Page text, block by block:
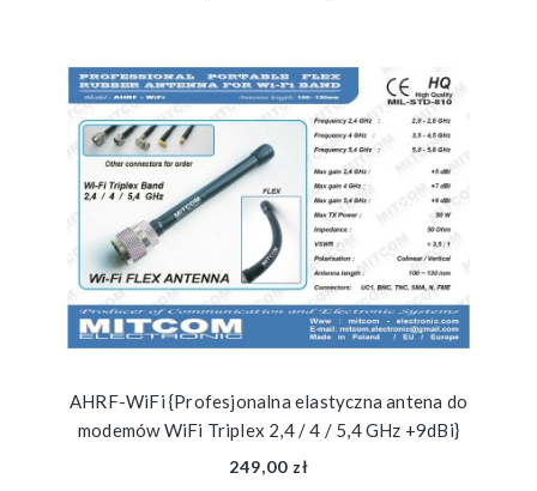
AHRF-WiFi {Profesjonalna elastyczna antena do
modemów WiFi Triplex 2,4 / 4 / 5,4 GHz +9dBi}
249,00 zł